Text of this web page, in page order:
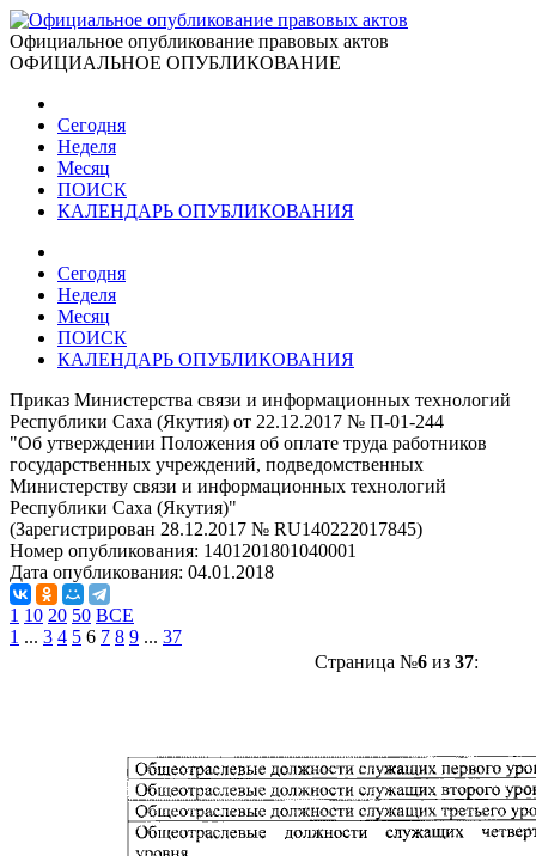
Официальное опубликование правовых актов
ОФИЦИАЛЬНОЕ ОПУБЛИКОВАНИЕ
Сегодня
Неделя
Месяц
ПОИСК
КАЛЕНДАРЬ ОПУБЛИКОВАНИЯ
Сегодня
Неделя
Месяц
ПОИСК
КАЛЕНДАРЬ ОПУБЛИКОВАНИЯ
Приказ Министерства связи и информационных технологий
Республики Саха (Якутия) от 22.12.2017 № П-01-244
"Об утверждении Положения об оплате труда работников
государственных учреждений, подведомственных
Министерству связи и информационных технологий
Республики Саха (Якутия)"
(Зарегистрирован 28.12.2017 № RU140222017845)
Номер опубликования: 1401201801040001
Дата опубликования: 04.01.2018
1 10 20 50 ВСЕ
1 ... 3 4 5 6 7 8 9 ... 37
Страница №6из 37: